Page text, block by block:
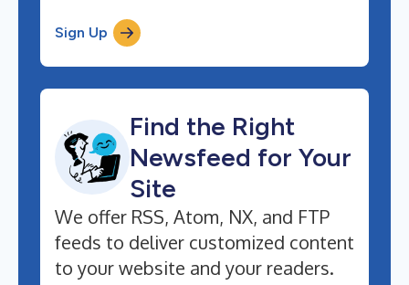
Sign Up
Find the Right
Newsfeed for Your
Site
We offer RSS, Atom, NX, and FTP
feeds to deliver customized content
to your website and your readers.